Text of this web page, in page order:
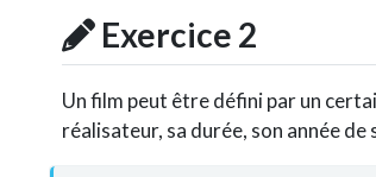
Exercice 2
Un film peut être défini par un
réalisateur, sa durée, son année